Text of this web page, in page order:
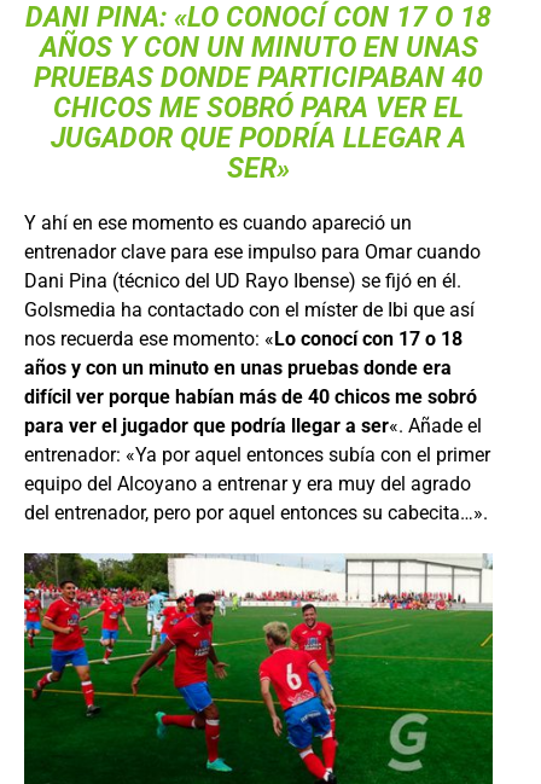
DANI PINA: «LO CONOCÍ CON 17 O 18
AÑOS Y CON UN MINUTO EN UNAS
PRUEBAS DONDE PARTICIPABAN 40
CHICOS ME SOBRÓ PARA VER EL
JUGADOR QUE PODRÍA LLEGAR A
SER»
Y ahí en ese momento es cuando apareció un
entrenador clave para ese impulso para Omar cuando
Dani Pina (técnico del UD Rayo Ibense) se fijó en él.
Golsmedia ha contactado con el míster de Ibi que así
nos recuerda ese momento: «Lo conocí con 17 o 18
años y con un minuto en unas pruebas donde era
difícil ver porque habían más de 40 chicos me sobró
para ver el jugador que podría llegar a ser«. Añade el
entrenador: «Ya por aquel entonces subía con el primer
equipo del Alcoyano a entrenar y era muy del agrado
del entrenador, pero por aquel entonces su cabecita…».